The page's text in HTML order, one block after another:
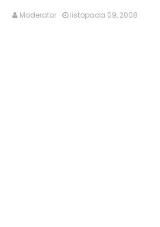
Moderator listopada 09, 2008